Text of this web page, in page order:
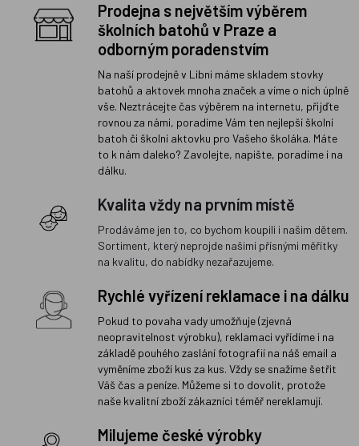
Prodejna s největším výběrem
školních batohů v Praze a
odborným poradenstvím
Na naší prodejně v Libni máme skladem stovky
batohů a aktovek mnoha značek a víme o nich úplně
vše. Neztrácejte čas výběrem na internetu, přijďte
rovnou za námi, poradíme Vám ten nejlepší školní
batoh či školní aktovku pro Vašeho školáka. Máte
to k nám daleko? Zavolejte, napište, poradíme i na
dálku.
Kvalita vždy na prvním místě
Prodáváme jen to, co bychom koupili i našim dětem.
Sortiment, který neprojde našimi přísnými měřítky
na kvalitu, do nabídky nezařazujeme.
Rychlé vyřízení reklamace i na dálku
Pokud to povaha vady umožňuje (zjevná
neopravitelnost výrobku), reklamaci vyřídíme i na
základě pouhého zaslání fotografií na náš email a
vyměníme zboží kus za kus. Vždy se snažíme šetřit
Váš čas a peníze. Můžeme si to dovolit, protože
naše kvalitní zboží zákazníci téměř nereklamují.
Milujeme české výrobky